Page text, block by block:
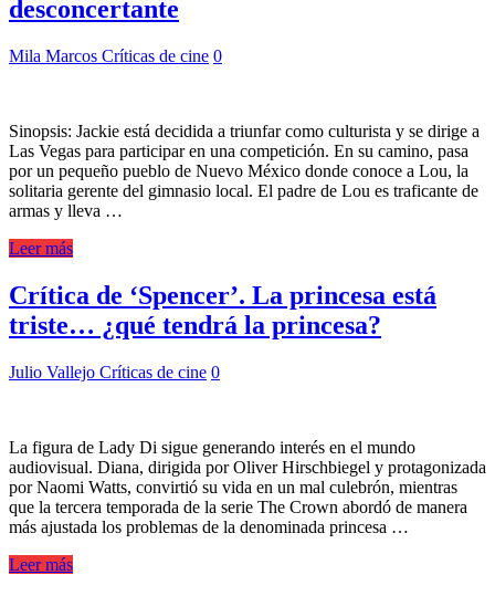
desconcertante
Mila Marcos Críticas de cine 0
Sinopsis: Jackie está decidida a triunfar como culturista y se dirige a
Las Vegas para participar en una competición. En su camino, pasa
por un pequeño pueblo de Nuevo México donde conoce a Lou, la
solitaria gerente del gimnasio local. El padre de Lou es traficante de
armas y lleva …
Leer más
Crítica de ‘Spencer’. La princesa está
triste… ¿qué tendrá la princesa?
Julio Vallejo Críticas de cine 0
La figura de Lady Di sigue generando interés en el mundo
audiovisual. Diana, dirigida por Oliver Hirschbiegel y protagonizada
por Naomi Watts, convirtió su vida en un mal culebrón, mientras
que la tercera temporada de la serie The Crown abordó de manera
más ajustada los problemas de la denominada princesa …
Leer más